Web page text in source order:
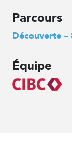
Parcours
Découverte –
Équipe